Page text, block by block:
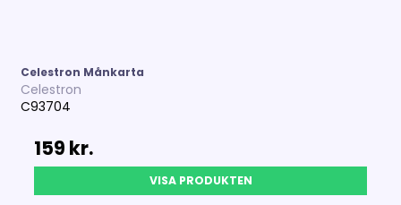
Celestron Månkarta
Celestron
C93704
159 kr.
VISA PRODUKTEN